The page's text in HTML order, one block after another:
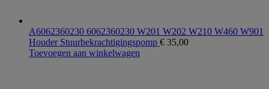
A6062360230 6062360230 W201 W202 W210 W460 W901
Houder Stuurbekrachtigingspomp € 35,00
Toevoegen aan winkelwagen